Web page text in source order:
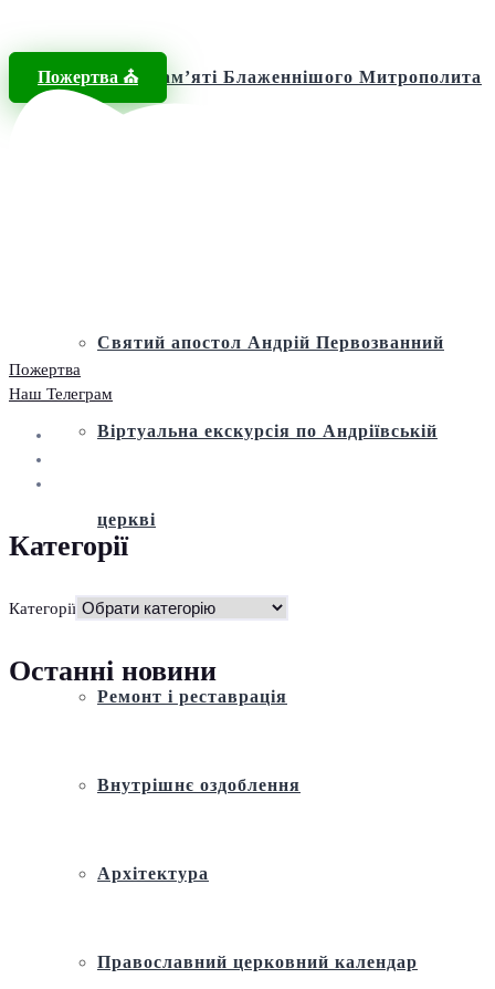
Фонд пам’яті Блаженнішого Митрополита
Святий апостол Андрій Первозванний
Віртуальна екскурсія по Андріївській
церкві
Історія
Ремонт і реставрація
Внутрішнє оздоблення
Архітектура
Православний церковний календар
Пожертва ⛪️
Пожертва
Наш Телеграм
Категорії
Категорії
Останні новини